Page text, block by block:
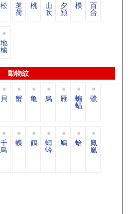
松 茗
荷
桃 山
吹
夕
顔
楪 百
合
地
楡
動物紋
貝 蟹 亀 烏 雁 蝙
蝠
鷺
千
鳥
蝶 鶴 蜻
蛉
鳩 蛤 鳳
凰